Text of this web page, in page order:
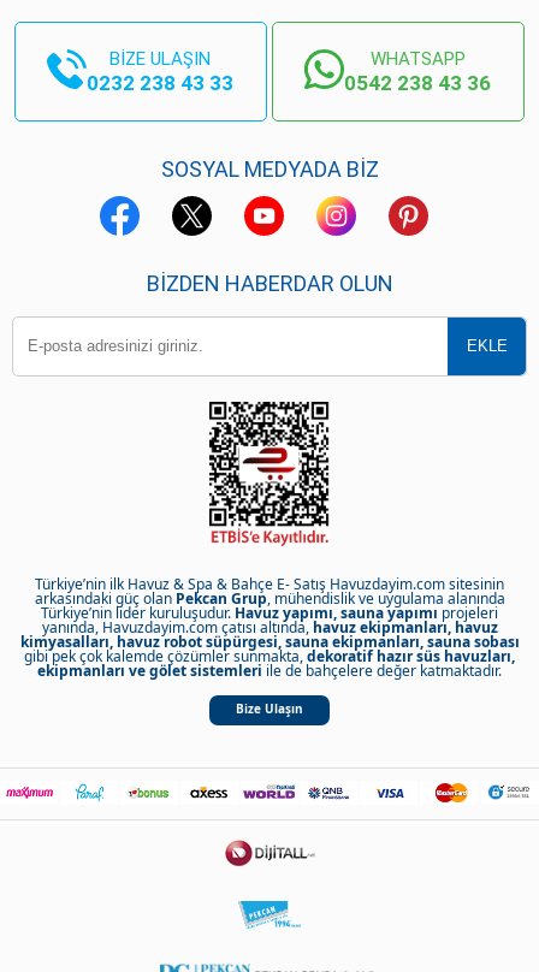
BİZE ULAŞIN
0232 238 43 33
WHATSAPP
0542 238 43 36
SOSYAL MEDYADA BİZ
BIZDEN HABERDAR OLUN
Türkiye’nin ilk Havuz & Spa & Bahçe E- Satış Havuzdayim.com sitesinin
arkasındaki güç olan Pekcan Grup, mühendislik ve uygulama alanında
Türkiye’nin lider kuruluşudur. Havuz yapımı, sauna yapımı projeleri
yanında, Havuzdayim.com çatısı altında, havuz ekipmanları, havuz
kimyasalları, havuz robot süpürgesi, sauna ekipmanları, sauna sobası
gibi pek çok kalemde çözümler sunmakta,dekoratif hazır süs havuzları,
ekipmanları ve gölet sistemleri ile de bahçelere değer katmaktadır.
Bize Ulaşın